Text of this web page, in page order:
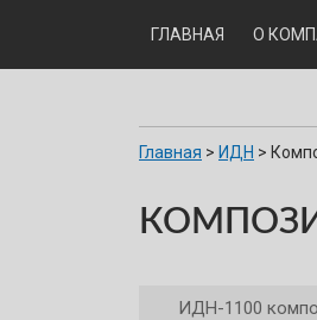
ГЛАВНАЯ О
Главная > ИДН >
ИДН-1100